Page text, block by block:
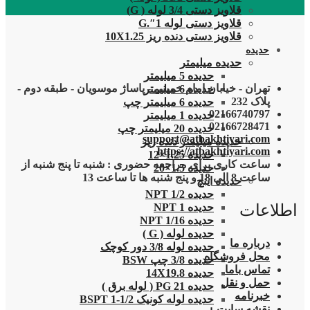
قلاویز دستی 3/4 لوله ( G)
قلاویز دستی لوله 1″.G
قلاویز دستی دنده ریز 10X1.25
حدیده
حدیده میلیمتر
حدیده 5 میلیمتر
حدیده 6 میلیمتر
حدیده 6 میلیمتر چپ
حدیده 1 میلیمتر
حدیده 20 میلیمتر چپ
حدیده میلیمتر دنده ریز
حدیده 1.25×12
حدیده 1.5×20
حدیده اینچ
حدیده 1/2 NPT
حدیده NPT 1
حدیده 1/16 NPT
حدیده لوله ( G )
حدیده لوله 3/8 دور کوچک
حدیده 3/8 چپ BSW
حدیده 14X19.8
حدیده 21 PG ( لوله برق )
حدیده لوله کونیک 1/2-1 BSPT
تهران - خیابان امام خمینی - پاساژ موسویان - طبقه دوم -
پلاک 232
02166740797
02166728471
support@atbakhtiyari.com
https://atbakhtiyari.com
ساعت کاری برای مراجعه حضوری : شنبه تا پنج شنبه از
ساعت 8 الی 18 و پنج شنبه ها تا ساعت 13
اطلاعات
درباره ما
محل فروشگاه
تماس باما
حمل و نقل
خبرنامه